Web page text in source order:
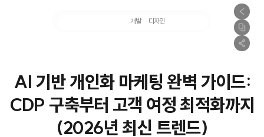
개발 디자인
AI 기반 개인화 마케팅 완벽 가이드:
CDP 구축부터 고객 여정 최적화까지
(2026년 최신 트렌드)